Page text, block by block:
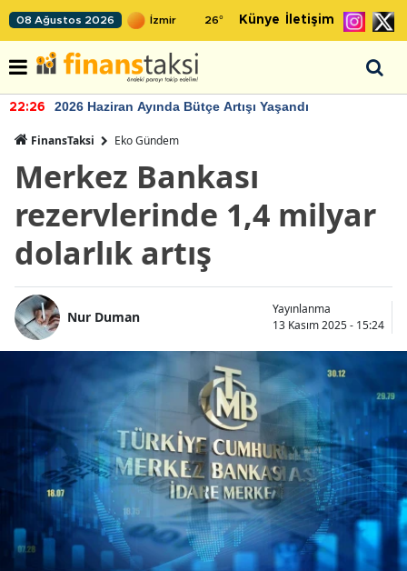
08 Ağustos 2026 26° Künye İletişim
22:26 2026 Haziran Ayında Bütçe Artışı Yaşandı
FinansTaksi Eko Gündem
Merkez Bankası
rezervlerinde 1,4 milyar
dolarlık artış
Nur Duman
Yayınlanma
13 Kasım 2025 - 15:24